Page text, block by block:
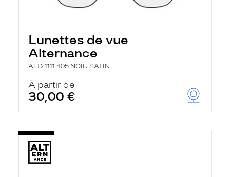
Lunettes de vue
Alternance
ALT21111 405 NOIR SATIN
À partir de
30,00 €